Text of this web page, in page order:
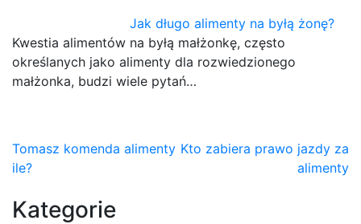
Jak długo alimenty na byłą żonę?
Kwestia alimentów na byłą małżonkę, często
określanych jako alimenty dla rozwiedzionego
małżonka, budzi wiele pytań…
Nawigacja
wpisu
Tomasz komenda alimenty
ile?
Kto zabiera prawo jazdy za
alimenty
Kategorie